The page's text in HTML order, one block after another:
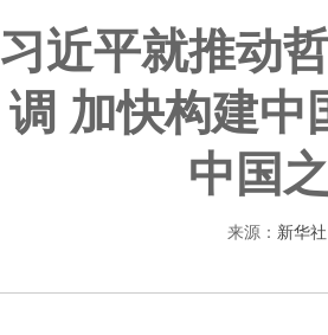
习近平就推动
调 加快构建中
中国
来源： 新华社